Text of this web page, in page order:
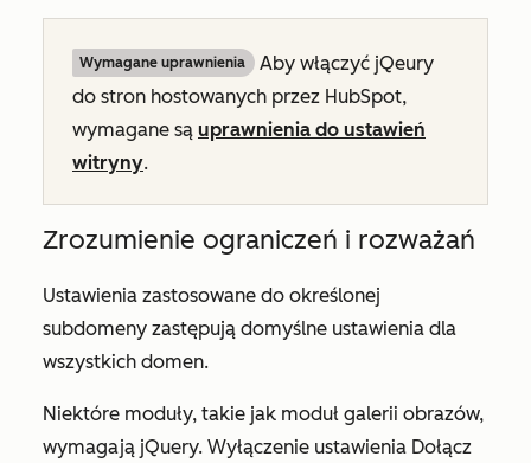
Wymagane uprawnienia
Aby włączyć jQeury
do stron hostowanych przez HubSpot,
wymagane są uprawnienia do ustawień
witryny.
Zrozumienie ograniczeń i rozważań
Ustawienia zastosowane do określonej
subdomeny zastępują domyślne ustawienia dla
wszystkich domen.
Niektóre moduły, takie jak moduł galerii obrazów,
wymagają jQuery. Wyłączenie ustawienia Dołącz